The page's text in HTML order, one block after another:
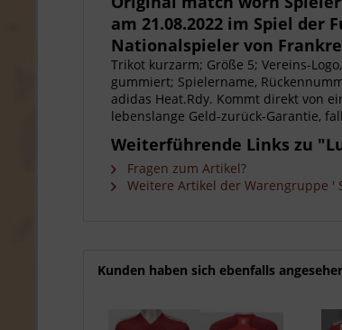
am 21.08.2022 im Spiel der
Nationalspieler von
Trikot kurzarm; Größe 5; Vereins-
gummiert; Spielername,
adidas Heat.Rdy. Kommt direkt von
lebenslange Geld-zurück-Garantie,
Weiterführende Links zu
Fragen zum Artikel?
Weitere Artikel der Warengruppe '
Kunden haben sich ebenfalls